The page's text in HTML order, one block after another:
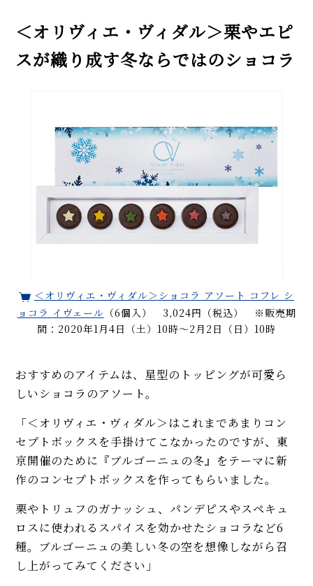
＜オリヴィエ・ヴィダル＞栗やエピ
スが織り成す冬ならではのショコラ
＜オリヴィエ・ヴィダル＞ショコラ アソート コフレ シ
ョコラ イヴェール （6個入） 3,024円（税込） ※販売期
間：2020年1月4日（土）10時～2月2日（日）10時
おすすめのアイテムは、星型のトッピングが可愛ら
しいショコラのアソート。
「＜オリヴィエ・ヴィダル＞はこれまであまりコン
セプトボックスを手掛けてこなかったのですが、東
京開催のために『ブルゴーニュの冬』をテーマに新
作のコンセプトボックスを作ってもらいました。
栗やトリュフのガナッシュ、パンデピスやスペキュ
ロスに使われるスパイスを効かせたショコラなど6
種。ブルゴーニュの美しい冬の空を想像しながら召
し上がってみてください」